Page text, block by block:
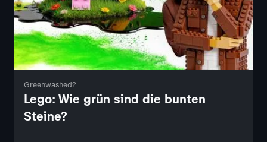
Greenwashed?
Lego: Wie grün sind die bunten
Steine?